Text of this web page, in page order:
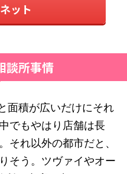
ット
談所事情
面積が広いだけにそれ
でもやはり店舗は長
それ以外の都市だと、
そう。ツヴァイやオー